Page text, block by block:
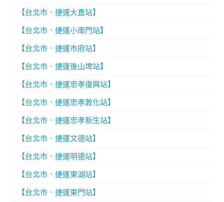
【台北市．捷運大直站】
【台北市．捷運小南門站】
【台北市．捷運市府站】
【台北市．捷運後山埤站】
【台北市．捷運忠孝復興站】
【台北市．捷運忠孝敦化站】
【台北市．捷運忠孝新生站】
【台北市．捷運文德站】
【台北市．捷運明德站】
【台北市．捷運東湖站】
【台北市．捷運東門站】